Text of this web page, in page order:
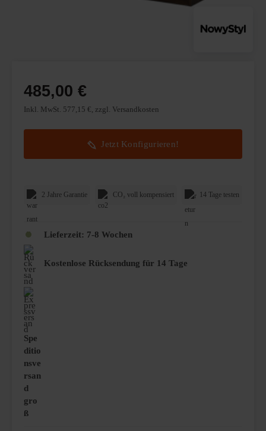
2 Jahre Garantie CO₂ voll kompensiert 14 Tage testen
Lieferzeit: 7-8 Wochen
Kostenlose Rücksendung für 14 Tage
Spe
ditio
nsve
rsan
d
gro
ß
485,00 €
Inkl. MwSt. 577,15 €, zzgl. Versandkosten
Jetzt Konfigurieren!